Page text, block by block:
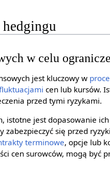
w celu
jest kluczowy w
cen lub kursów.
przed tymi ryzykami.
istotne jest dopasowanie
zabezpieczyć się przed
terminowe, opcje lub
cen surowców, mogą być